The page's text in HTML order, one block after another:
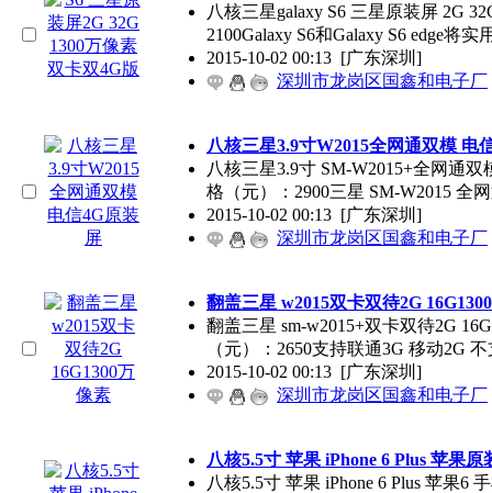
八核三星galaxy S6 三星原装屏 2G
2100Galaxy S6和Galaxy S6 edge将实
2015-10-02 00:13 [广东深圳]
深圳市龙岗区国鑫和电子厂
八核三星3.9寸W2015全网通双模 电
八核三星3.9寸 SM-W2015+全网通
格（元）：2900三星 SM-W2015 全
2015-10-02 00:13 [广东深圳]
深圳市龙岗区国鑫和电子厂
翻盖三星 w2015双卡双待2G
翻盖三星 sm-w2015+双卡双待2G
（元）：2650支持联通3G 移动2G
2015-10-02 00:13 [广东深圳]
深圳市龙岗区国鑫和电子厂
八核5.5寸 苹果 iPhone 6 Plus 苹果原
八核5.5寸 苹果 iPhone 6 Plus 苹果6